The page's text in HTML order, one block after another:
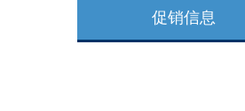
促销信息